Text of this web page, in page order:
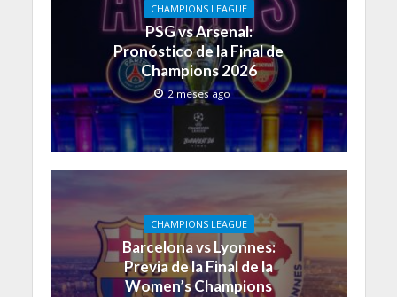
CHAMPIONS LEAGUE
PSG vs Arsenal:
Pronóstico de la Final de
Champions 2026
2 meses ago
CHAMPIONS LEAGUE
Barcelona vs Lyonnes:
Previa de la Final de la
Women’s Champions